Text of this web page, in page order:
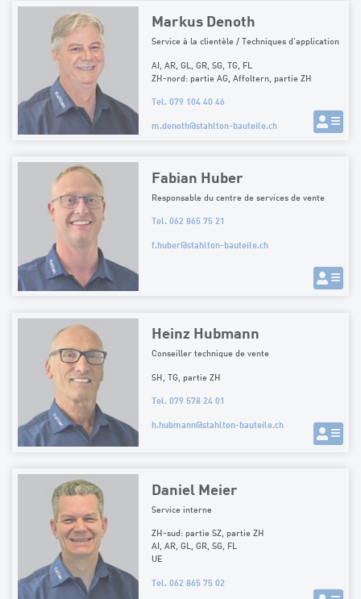
Markus Denoth
Service à la clientèle / Techniques d'application
AI, AR, GL, GR, SG, TG, FL
ZH-nord: partie AG, Affoltern, partie ZH
Tel. 079 104 40 46
m.denoth@stahlton-bauteile.ch
Fabian Huber
Responsable du centre de services de vente
Tel. 062 865 75 21
f.huber@stahlton-bauteile.ch
Heinz Hubmann
Conseiller technique de vente
SH, TG, partie ZH
Tel. 079 578 24 01
h.hubmann@stahlton-bauteile.ch
Daniel Meier
Service interne
ZH-sud: partie SZ, partie ZH
AI, AR, GL, GR, SG, FL
UE
Tel. 062 865 75 02